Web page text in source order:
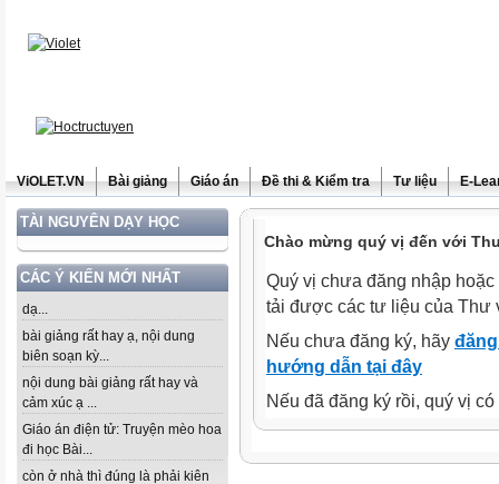
ViOLET.VN Bài giảng Giáo án Đề thi & Kiểm tra Tư liệu E-
TÀI NGUYÊN DẠY HỌC
CÁC Ý KIẾN MỚI NHẤT
dạ...
bài giảng rất hay ạ, nội dung
biên soạn kỳ...
nội dung bài giảng rất hay và
cảm xúc ạ ...
Giáo án điện tử: Truyện mèo hoa
đi học Bài...
còn ở nhà thì đúng là phải kiên
Chào mừng quý vị đến với
Quý vị chưa đăng nhập
tải được các tư liệu của Thư
Nếu chưa đăng ký, hãy
hướng dẫn tại đây
Nếu đã đăng ký rồi, quý vị